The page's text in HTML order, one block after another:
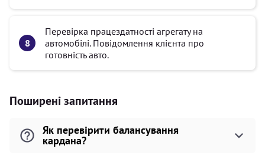
Перевірка працездатності агрегату на
автомобілі. Повідомлення клієнта про
готовність авто.
Поширені запитання
Як перевірити балансування
кардана?